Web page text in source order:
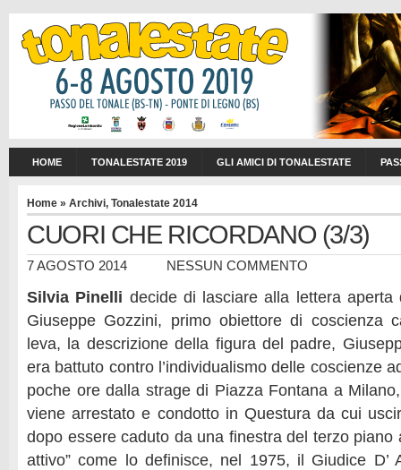
HOME TONALESTATE 2019 GLI AMICI DI TONALESTATE
Home » Archivi, Tonalestate 2014
CUORI CHE RICORDANO (3/3)
7 AGOSTO 2014 NESSUN COMMENTO
Silvia Pinelli decide di lasciare alla lettera aperta
Giuseppe Gozzini, primo obiettore di coscienza
leva, la descrizione della figura del padre,
era battuto contro l’individualismo delle coscienze
poche ore dalla strage di Piazza Fontana a
viene arrestato e condotto in Questura da cui
dopo essere caduto da una finestra del terzo piano
attivo” come lo definisce, nel 1975, il Giudice D’